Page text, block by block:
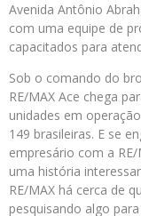
Avenida Antônio
com uma equipe de
capacitados para
Sob o comando do
RE/MAX Ace chega
unidades em
149 brasileiras. E se
empresário com a
uma história
RE/MAX há cerca de
pesquisando algo